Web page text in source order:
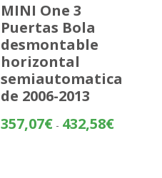
MINI One 3
Puertas Bola
desmontable
horizontal
semiautomatica
de 2006-2013
357,07€ - 432,58€Rango